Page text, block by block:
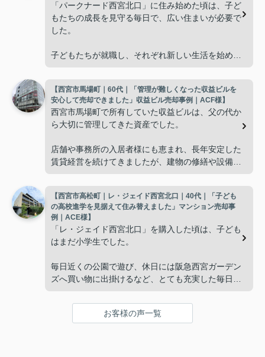
「パークナード西宮北口」に住み始めた頃は、子ど
もたちの成長を見守る毎日で、広い住まいが必要で
した。
子どもたちが就職し、それぞれ新しい生活を始める
使わない部屋が増え、
「今の私たちには少し広すぎるね。」
掃除や管理の負担も考え、夫婦二人にちょうど良い
インフィニティエステートさんへ相談すると、「パ
ークナード西宮北口」の査定だけでなく、住み替え
先とのスケジュールや資金計画まで丁寧にサポート
してくださいました。
販売活動では、西宮北口駅へのアクセス、阪急西宮
ガーデンズ、医療機関や買い物施設など、将来も安
した。
【西宮市馬場町｜60代｜「管理が難しくなった収益ビルを
安心して売却できました」収益ビル売却事例｜ACF様】
西宮市馬場町で所有していた収益ビルは、父の代か
ら大切に管理してきた資産でした。
店舗や事務所の入居者様にも恵まれ、長年安定した
賃貸経営を続けてきましたが、建物の修繕や設備更
子どもたちはそれぞれ別の仕事に就いており、
「将来、このビルの管理を任せるのは難しいかもし
れない。」
と家族で話し合うようになりました。
インフィニティエステートさんへ相談すると、収益
投資家向けの販売方法をご提案いただきました。
【西宮市高松町｜レ・ジェイド西宮北口｜40代｜「子ども
の高校進学を見据えて住み替えました」マンション売却事
例｜ACE様】
「レ・ジェイド西宮北口」を購入した頃は、子ども
はまだ小学生でした。
毎日近くの公園で遊び、休日には阪急西宮ガーデン
ズへ買い物に出掛けるなど、とても充実した毎日を
年月が経ち、子どもが高校進学を意識する年齢にな
お客様の声一覧